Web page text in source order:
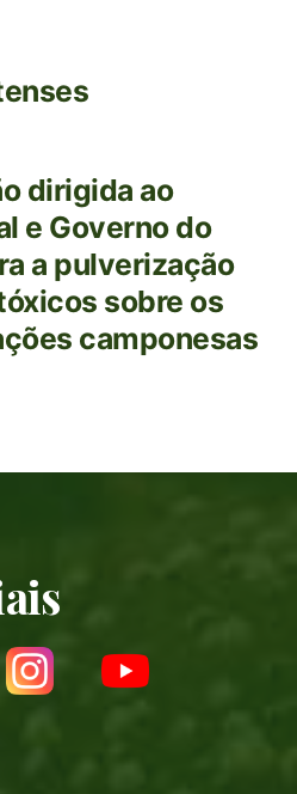
dirigida ao
e Governo do
a pulverização
sobre os
camponesas